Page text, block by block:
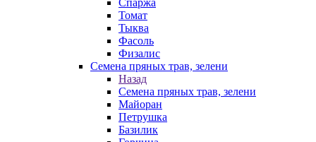
Спаржа
Томат
Тыква
Фасоль
Физалис
Семена пряных трав, зелени
Назад
Семена пряных трав, зелени
Майоран
Петрушка
Базилик